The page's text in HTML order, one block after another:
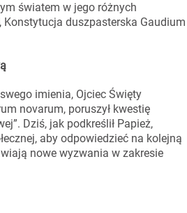
światem w jego różnych
duszpasterska Gaudium
imienia, Ojciec Święty
novarum, poruszył kwestię
Dziś, jak podkreślił Papież,
aby odpowiedzieć na kolejną
nowe wyzwania w zakresie